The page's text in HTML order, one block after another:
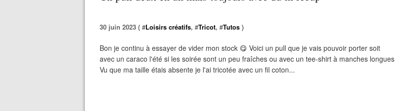
30 juin 2023 ( #Loisirs créatifs, #Tricot, #Tutos )
Bon je continu à essayer de vider mon stock 😋 Voici un pull que je vais pouvoir porter soit
avec un caraco l'été si les soirée sont un peu fraîches ou avec un tee-shirt à manches longues
Vu que ma taille étais absente je l'ai tricotée avec un fil coton...